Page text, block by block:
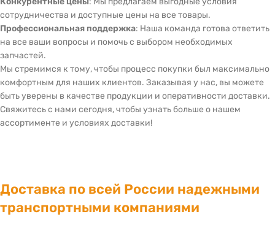
сотрудничества и доступные цены на все товары.
Профессиональная поддержка: Наша команда готова ответить
на все ваши вопросы и помочь с выбором необходимых
запчастей.
Мы стремимся к тому, чтобы процесс покупки был максимально
комфортным для наших клиентов. Заказывая у нас, вы можете
быть уверены в качестве продукции и оперативности доставки.
Свяжитесь с нами сегодня, чтобы узнать больше о нашем
ассортименте и условиях доставки!
Доставка по всей России надежными
транспортными компаниями